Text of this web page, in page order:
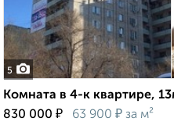
5
Комната в 4-к квартире,
830 000 ₽ 63 900 ₽ за м²